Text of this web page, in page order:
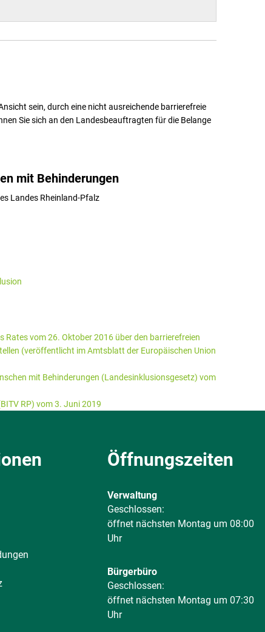
sein, durch eine nicht ausreichende barrierefreie
Sie sich an den Landesbeauftragten für die Belange
mit Behinderungen
Landes Rheinland-Pfalz
vom 26. Oktober 2016 über den barrierefreien
(veröffentlicht im Amtsblatt der Europäischen Union
mit Behinderungen (Landesinklusionsgesetz) vom
RP) vom 3. Juni 2019
Öffnungszeiten
Verwaltung
Klicken, um weitere Öffnungs- oder
Geschlossen:
öffnet nächsten Montag um 08:00
Uhr
Bürgerbüro
Klicken, um weitere Öffnungs- oder
Geschlossen:
öffnet nächsten Montag um 07:30
Uhr